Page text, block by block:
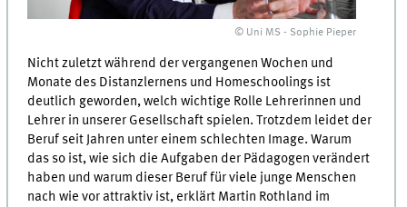
© Uni MS - Sophie Pieper
Nicht zuletzt während der vergangenen Wochen und
Monate des Distanzlernens und Homeschoolings ist
deutlich geworden, welch wichtige Rolle Lehrerinnen und
Lehrer in unserer Gesellschaft spielen. Trotzdem leidet der
Beruf seit Jahren unter einem schlechten Image. Warum
das so ist, wie sich die Aufgaben der Pädagogen verändert
haben und warum dieser Beruf für viele junge Menschen
nach wie vor attraktiv ist, erklärt Martin Rothland im